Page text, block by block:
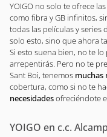
YOIGO no solo te ofrece
como fibra y GB infinitos,
todas las películas y series
solo esto, sino que ahora
Si esto suena bien, no te lo
arrepentirás. Pero no te
Sant Boi, tenemos muchas
cobertura, como si no te
necesidadesofreciéndote
YOIGO en c.c.